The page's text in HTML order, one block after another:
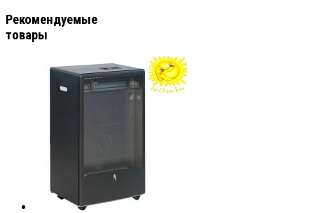
Рекомендуемые
товары